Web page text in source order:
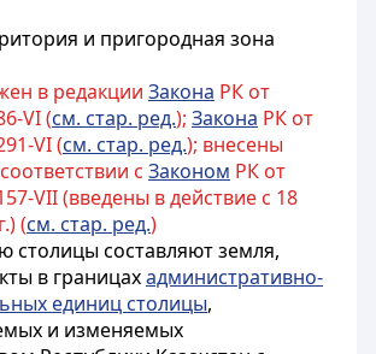
и пригородная зона
в редакции Закона РК от
VI (см. стар. ред.); Закона РК от
VI (см. стар. ред.); внесены
с Законом РК от
VII (введены в действие с 18
(см. стар. ред.)
столицы составляют земля,
в границахадминистративно-
единиц столицы,
и изменяемых